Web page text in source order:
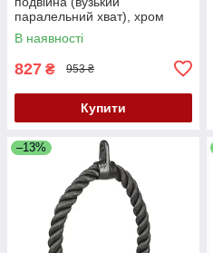
паралельний хват), хром
В наявності
827 ₴ 953 ₴
Купити
–13%